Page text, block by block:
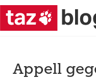
Appell